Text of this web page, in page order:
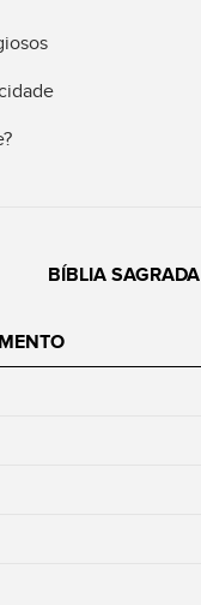
BÍBLIA SAGRADA